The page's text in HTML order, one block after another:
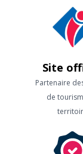
Site
Partenaire
de